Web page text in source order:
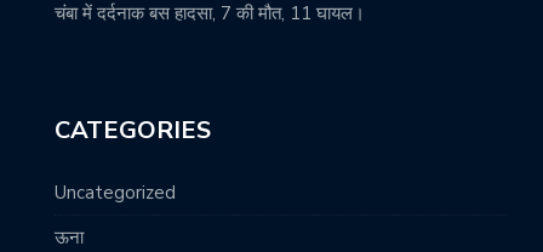
चंबा में दर्दनाक बस हादसा, 7 की मौत, 11 घायल।
CATEGORIES
Uncategorized
ऊना